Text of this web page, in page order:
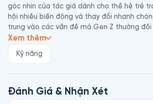
góc nhìn của tác giả dành cho thế hệ trẻ
hội nhiều biến động và thay đổi nhanh
trung vào các vấn đề mà Gen Z thường đối
lựa chọn nghề nghiệp, tư duy độc lập, áp
đại số. Thay vì đưa ra những công thức
việc hiện đại, từ đó khuyến khích người trẻ
rèn luyện năng lực học hỏi liên tục và phát
Xem thêm
Kỹ năng
Đánh Giá & Nhận Xét